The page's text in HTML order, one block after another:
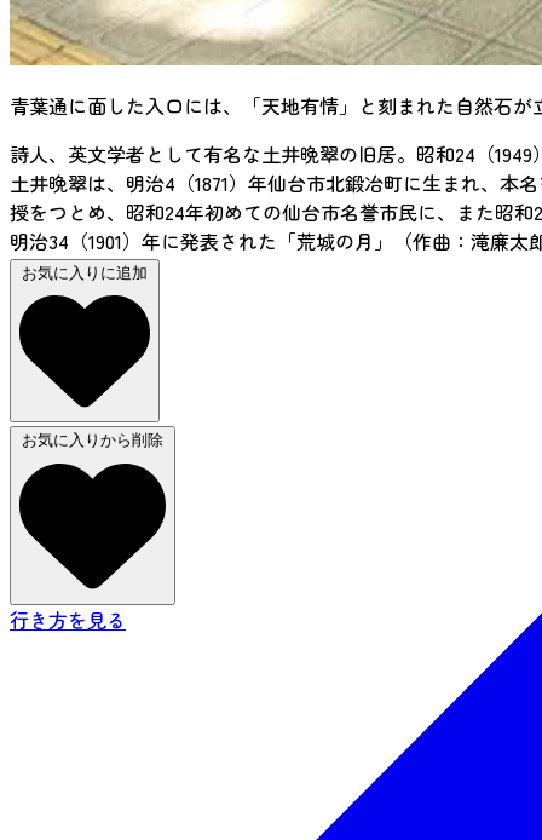
青葉通に面した入口には、「天地有情」と刻まれた自然石が
詩人、英文学者として有名な土井晩翠の旧居。昭和24（
土井晩翠は、明治4（1871）年仙台市北鍛冶町に生まれ、
授をつとめ、昭和24年初めての仙台市名誉市民に、また昭
明治34（1901）年に発表された「荒城の月」（作曲：滝廉
お気に入りに追加
お気に入りから削除
行き方を見る